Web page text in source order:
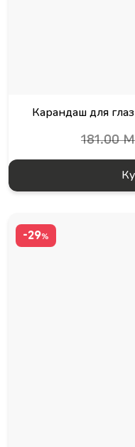
Карандаш для
181.00
-29%